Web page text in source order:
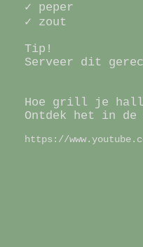
✓ peper
✓ zout
Tip!
Serveer dit
Hoe grill je
Ontdek het in de
https://